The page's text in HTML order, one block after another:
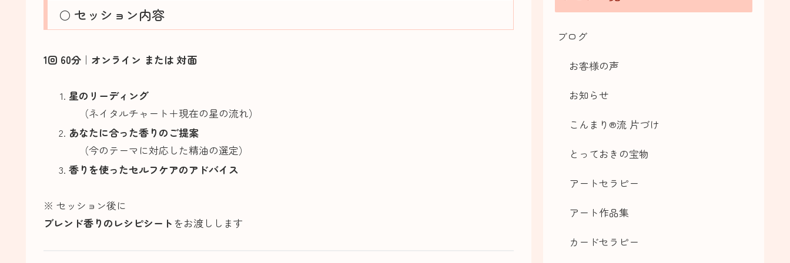
🌕 セッション内容
1回 60分｜オンライン または 対面
星のリーディング
（ネイタルチャート＋現在の星の流れ）
あなたに合った香りのご提案
（今のテーマに対応した精油の選定）
香りを使ったセルフケアのアドバイス
※ セッション後に
ブレンド香りのレシピシート をお渡しします
ブログ
お客様の声
お知らせ
こんまり®流 片づけ
とっておきの宝物
アートセラピー
アート作品集
カードセラピー